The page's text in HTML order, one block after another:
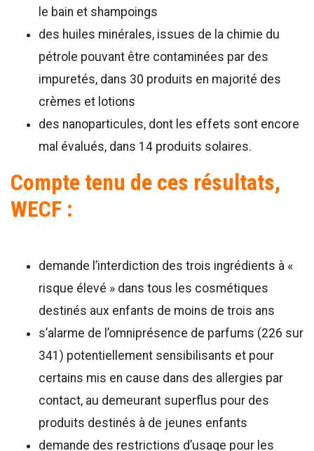
le bain et shampoings
des huiles minérales, issues de la chimie du
pétrole pouvant être contaminées par des
impuretés, dans 30 produits en majorité des
crèmes et lotions
des nanoparticules, dont les effets sont encore
mal évalués, dans 14 produits solaires.
Compte tenu de ces résultats,
WECF :
demande l’interdiction des trois ingrédients à «
risque élevé » dans tous les cosmétiques
destinés aux enfants de moins de trois ans
s’alarme de l’omniprésence de parfums (226 sur
341) potentiellement sensibilisants et pour
certains mis en cause dans des allergies par
contact, au demeurant superflus pour des
produits destinés à de jeunes enfants
demande des restrictions d’usage pour les